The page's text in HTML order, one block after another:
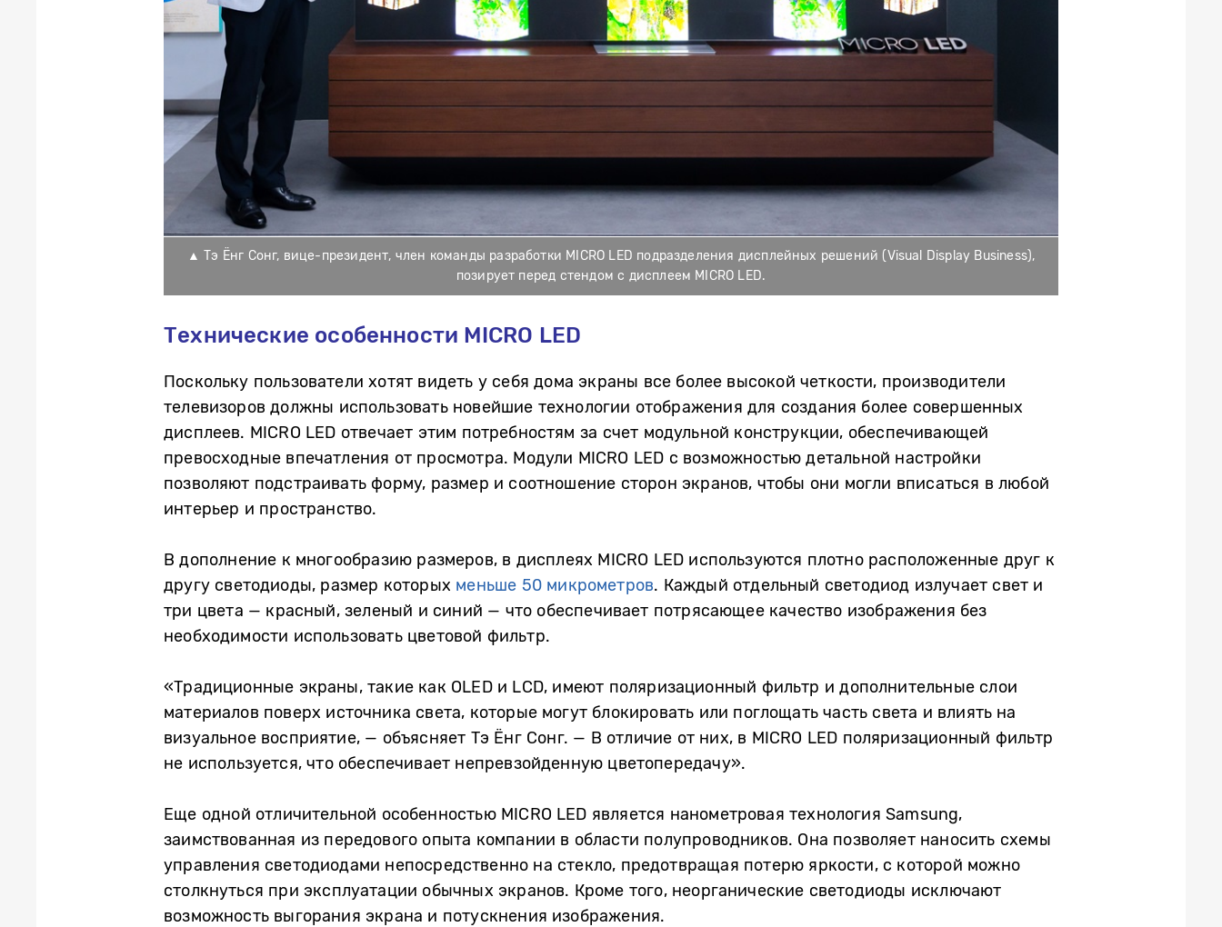
▲ Тэ Ёнг Сонг, вице-президент, член команды разработки MICRO LED подразделения дисплейных решений (Visual Display Business),
позирует перед стендом с дисплеем MICRO LED.
Технические особенности MICRO LED
Поскольку пользователи хотят видеть у себя дома экраны все более высокой четкости, производители
телевизоров должны использовать новейшие технологии отображения для создания более совершенных
дисплеев. MICRO LED отвечает этим потребностям за счет модульной конструкции, обеспечивающей
превосходные впечатления от просмотра. Модули MICRO LED с возможностью детальной настройки
позволяют подстраивать форму, размер и соотношение сторон экранов, чтобы они могли вписаться в любой
интерьер и пространство.
В дополнение к многообразию размеров, в дисплеях MICRO LED используются плотно расположенные друг к
другу светодиоды, размер которых меньше 50 микрометров. Каждый отдельный светодиод излучает свет и
три цвета — красный, зеленый и синий — что обеспечивает потрясающее качество изображения без
необходимости использовать цветовой фильтр.
«Традиционные экраны, такие как OLED и LCD, имеют поляризационный фильтр и дополнительные слои
материалов поверх источника света, которые могут блокировать или поглощать часть света и влиять на
визуальное восприятие, — объясняет Тэ Ёнг Сонг. — В отличие от них, в MICRO LED поляризационный фильтр
не используется, что обеспечивает непревзойденную цветопередачу».
Еще одной отличительной особенностью MICRO LED является нанометровая технология Samsung,
заимствованная из передового опыта компании в области полупроводников. Она позволяет наносить схемы
управления светодиодами непосредственно на стекло, предотвращая потерю яркости, с которой можно
столкнуться при эксплуатации обычных экранов. Кроме того, неорганические светодиоды исключают
возможность выгорания экрана и потускнения изображения.